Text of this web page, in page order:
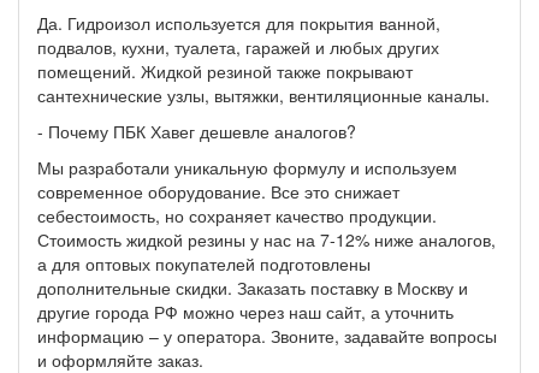
Да. Гидроизол используется для покрытия ванной,
подвалов, кухни, туалета, гаражей и любых других
помещений. Жидкой резиной также покрывают
сантехнические узлы, вытяжки, вентиляционные каналы.
- Почему ПБК Хавег дешевле аналогов?
Мы разработали уникальную формулу и используем
современное оборудование. Все это снижает
себестоимость, но сохраняет качество продукции.
Стоимость жидкой резины у нас на 7-12% ниже аналогов,
а для оптовых покупателей подготовлены
дополнительные скидки. Заказать поставку в Москву и
другие города РФ можно через наш сайт, а уточнить
информацию – у оператора. Звоните, задавайте вопросы
и оформляйте заказ.